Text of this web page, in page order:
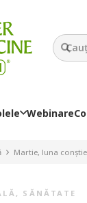
Webinare
Martie, luna
, SĂNĂTATE